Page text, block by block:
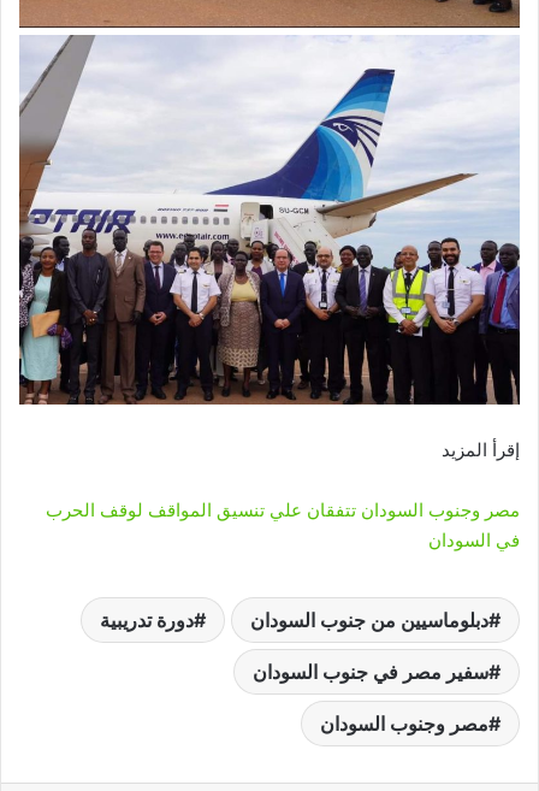
إقرأ المزيد
مصر وجنوب السودان تتفقان علي تنسيق المواقف لوقف الحرب
في السودان
دبلوماسيين من جنوب السودان دورة تدريبية
سفير مصر في جنوب السودان
مصر وجنوب السودان